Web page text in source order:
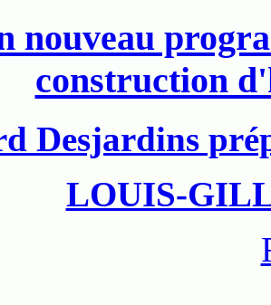
nouveau
construction
Desjardins
LOUIS-